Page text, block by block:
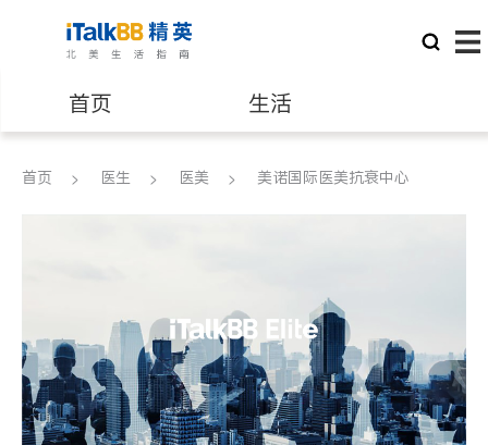
首页 生活
医生 律师
养老 非盈利组织
首页 医生 医美 美诺国际医美抗衰中心